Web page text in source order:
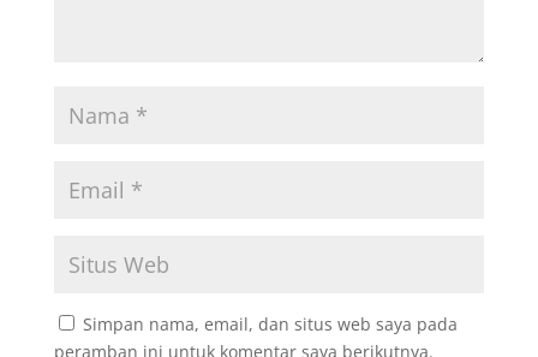
Simpan nama, email, dan situs web saya pada
peramban ini untuk komentar saya berikutnya.